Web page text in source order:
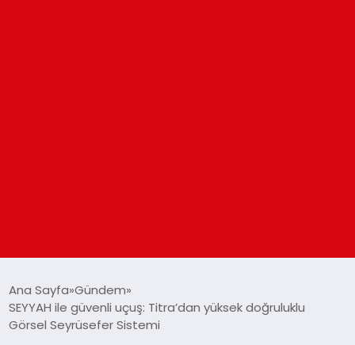
GÜNDEM
Ana Sayfa Gündem
SEYYAH ile güvenli uçuş: Titra’dan yüksek doğruluklu
Görsel Seyrüsefer Sistemi